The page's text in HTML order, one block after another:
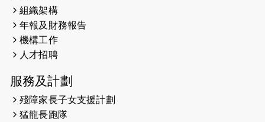
2026-05-22
2026-05-21
2026-05-14
（19:00開始）
組織架構
年報及財務報告
機構工作
人才招聘
服務及計劃
殘障家長子女支援計劃
猛龍長跑隊